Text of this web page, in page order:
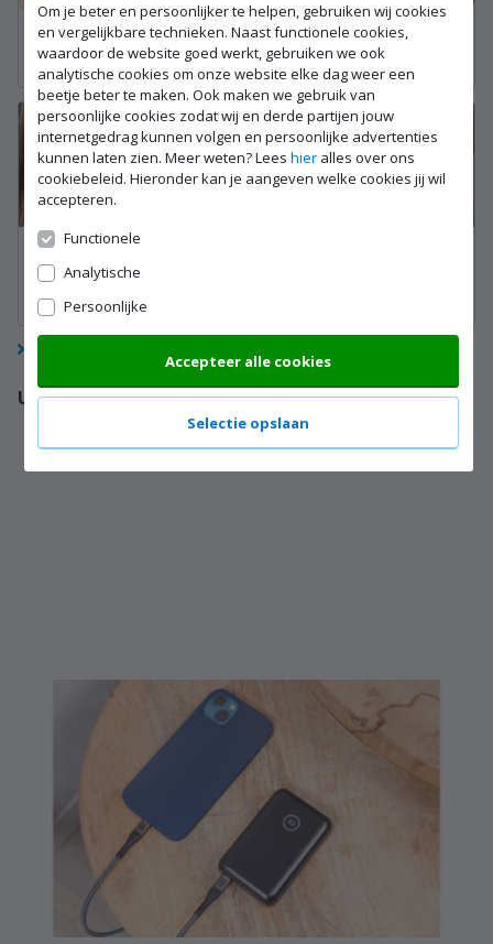
Om je beter en persoonlijker te helpen, gebruiken wij cookies
en vergelijkbare technieken. Naast functionele cookies,
waardoor de website goed werkt, gebruiken we ook
analytische cookies om onze website elke dag weer een
beetje beter te maken. Ook maken we gebruik van
persoonlijke cookies zodat wij en derde partijen jouw
internetgedrag kunnen volgen en persoonlijke advertenties
kunnen laten zien. Meer weten? Lees hieralles over ons
cookiebeleid. Hieronder kan je aangeven welke cookies jij wil
accepteren.
Functionele
Analytische
Persoonlijke
Accepteer alle cookies
Selectie opslaan
Welke accessoires heb je
nodig voor je iPhone?
Welke accessoires heb je
nodig voor je iPhone?
accessoires heb je nodig
voor je smartphone?
Uitleg van eigenschappen